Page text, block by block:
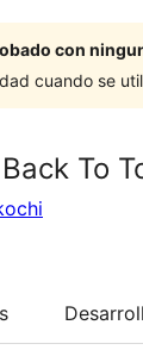
con
cuando se
To